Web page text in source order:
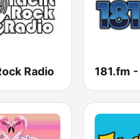
Radio